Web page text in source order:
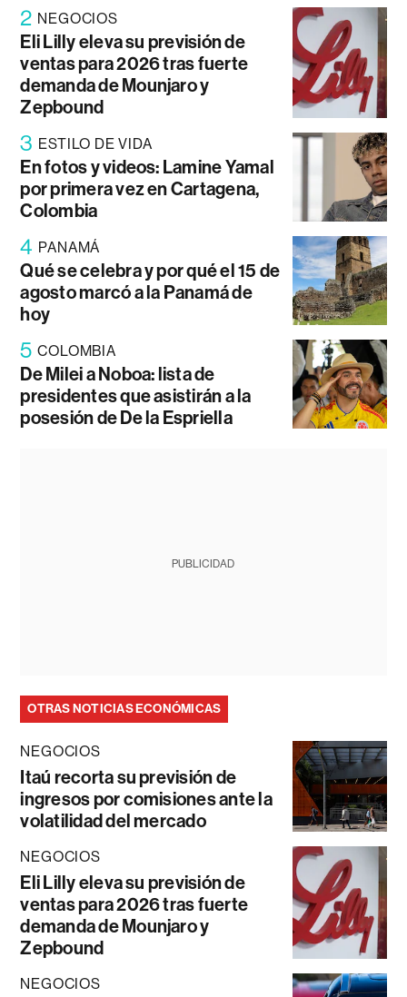
2 NEGOCIOS
Eli Lilly eleva su previsión de
ventas para 2026 tras fuerte
demanda de Mounjaro y
Zepbound
3 ESTILO DE VIDA
En fotos y videos: Lamine Yamal
por primera vez en Cartagena,
Colombia
4 PANAMÁ
Qué se celebra y por qué el 15 de
agosto marcó a la Panamá de
hoy
5 COLOMBIA
De Milei a Noboa: lista de
presidentes que asistirán a la
posesión de De la Espriella
PUBLICIDAD
OTRAS NOTICIAS ECONÓMICAS
NEGOCIOS
Itaú recorta su previsión de
ingresos por comisiones ante la
volatilidad del mercado
NEGOCIOS
Eli Lilly eleva su previsión de
ventas para 2026 tras fuerte
demanda de Mounjaro y
Zepbound
NEGOCIOS